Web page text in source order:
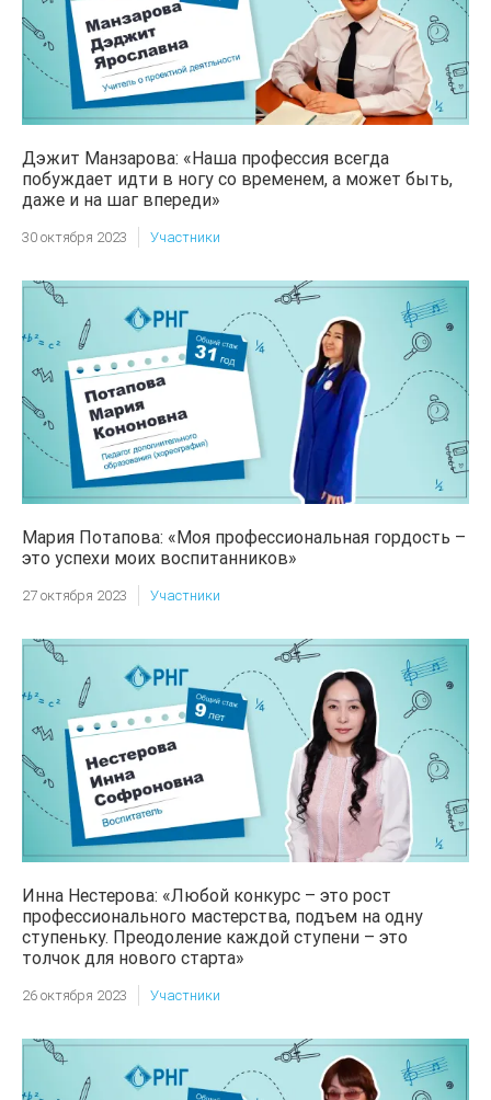
Дэжит Манзарова: «Наша профессия всегда
побуждает идти в ногу со временем, а может быть,
даже и на шаг впереди»
30 октября 2023 Участники
Мария Потапова: «Моя профессиональная гордость –
это успехи моих воспитанников»
27 октября 2023 Участники
Инна Нестерова: «Любой конкурс – это рост
профессионального мастерства, подъем на одну
ступеньку. Преодоление каждой ступени – это
толчок для нового старта»
26 октября 2023 Участники